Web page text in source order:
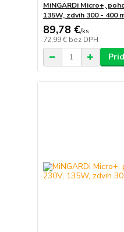
MiNGARDi Micro+,
135W, zdvih 300 - 400
89,78 €/ks
72,99 € bez DPH